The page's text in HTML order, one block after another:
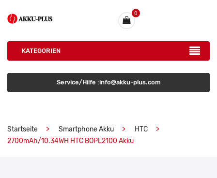
0
KATEGORIEN
Service/Hilfe :info@akku-plus.com
Startseite Smartphone Akku
HTC
2700mAh/10.34WH HTC BOPL2100 Akku